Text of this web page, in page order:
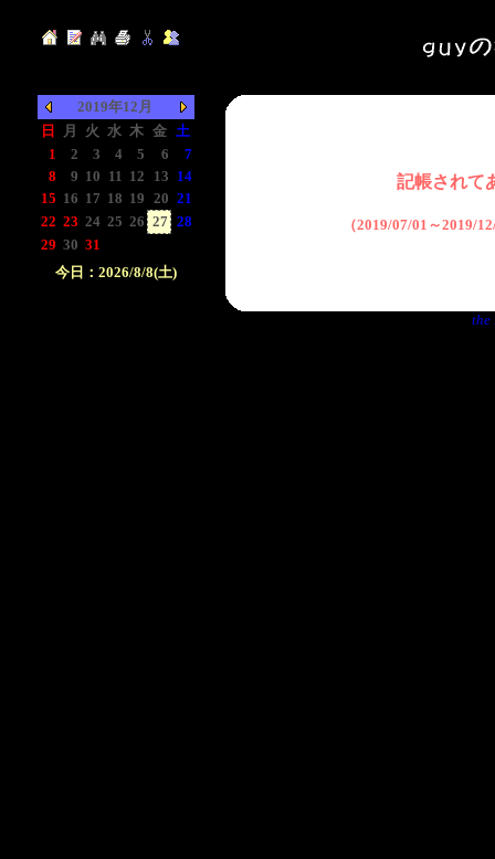
2019年12月
日
月 火 水 木 金 土
1
2 3 4 5 6
7
8
9 10 11 12 13 14
15 16 17 18 19 20 21
22 23 24 25 26 27 28
29 30 31
今日：2026/8/8(土)
記帳されて
（2019/07/01～2019/
the